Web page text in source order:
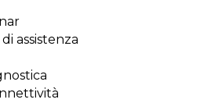
assistenza